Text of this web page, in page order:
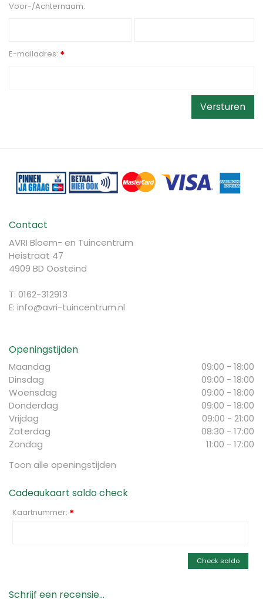
Voor-/Achternaam:
E-mailadres: *
Contact
AVRI Bloem- en Tuincentrum
Heistraat 47
4909 BD Oosteind
T: 0162-312913
E: info@avri-tuincentrum.nl
Openingstijden
Maandag
09:00 - 18:00
Dinsdag
09:00 - 18:00
Woensdag
09:00 - 18:00
Donderdag
09:00 - 18:00
Vrijdag
09:00 - 21:00
Zaterdag
08:30 - 17:00
Zondag
11:00 - 17:00
Toon alle openingstijden
Cadeaukaart saldo check
Kaartnummer: *
Check saldo
Schrijf een recensie...